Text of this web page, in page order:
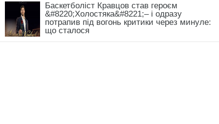
Баскетболіст Кравцов став героєм
&#8220;Холостяка&#8221;– і одразу
потрапив під вогонь критики через минуле:
що сталося